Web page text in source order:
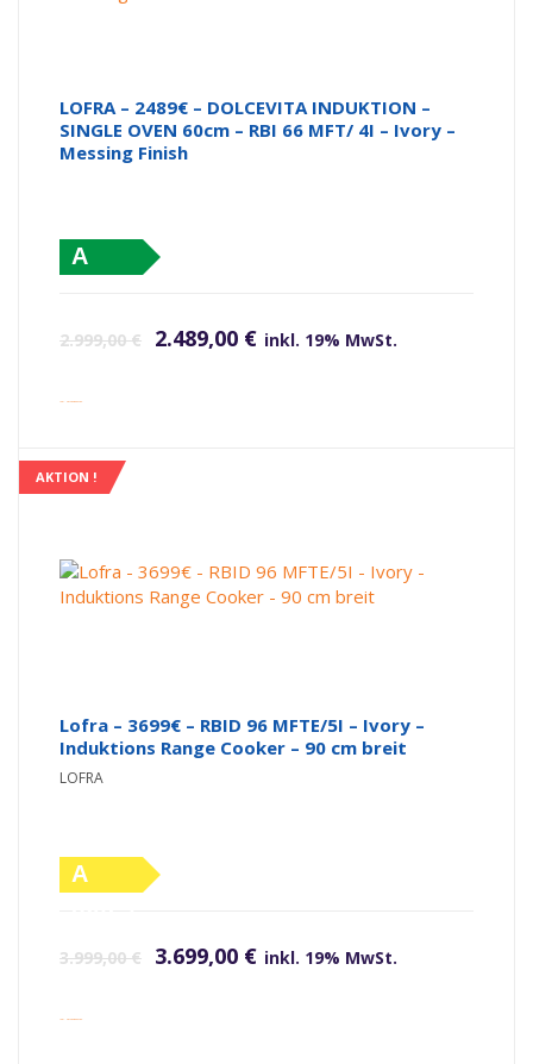
LOFRA – 2489€ – DOLCEVITA INDUKTION –
SINGLE OVEN 60cm – RBI 66 MFT/ 4I – Ivory –
Messing Finish
A
2.999,00€ 2.489,00 € inkl. 19% MwSt.
AKTION !
Lofra – 3699€ – RBID 96 MFTE/5I – Ivory –
Induktions Range Cooker – 90 cm breit
LOFRA
A
3.999,00€ 3.699,00 € inkl. 19% MwSt.
inkl. Versandkosten